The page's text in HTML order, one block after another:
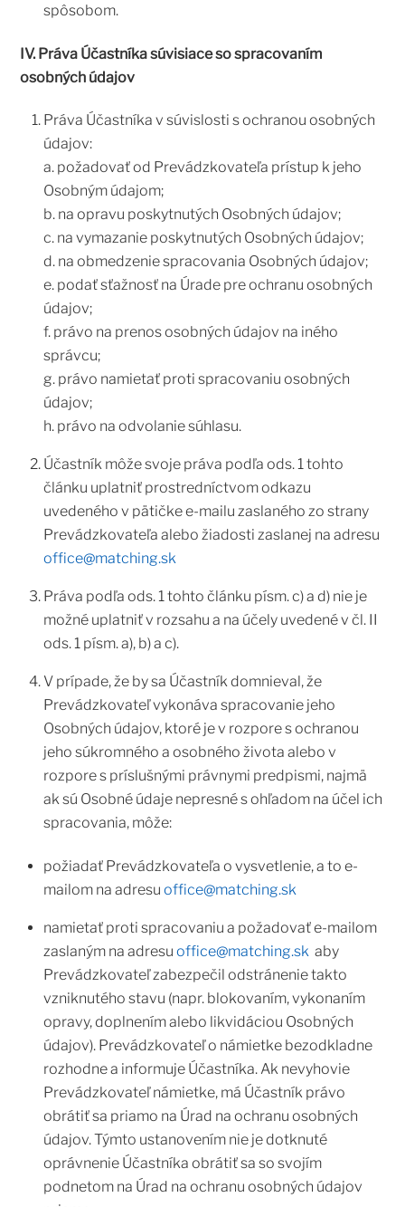
spôsobom.
IV. Práva Účastníka súvisiace so spracovaním
osobných údajov
Práva Účastníka v súvislosti s ochranou osobných
údajov:
a. požadovať od Prevádzkovateľa prístup k jeho
Osobným údajom;
b. na opravu poskytnutých Osobných údajov;
c. na vymazanie poskytnutých Osobných údajov;
d. na obmedzenie spracovania Osobných údajov;
e. podať sťažnosť na Úrade pre ochranu osobných
údajov;
f. právo na prenos osobných údajov na iného
správcu;
g. právo namietať proti spracovaniu osobných
údajov;
h. právo na odvolanie súhlasu.
Účastník môže svoje práva podľa ods. 1 tohto
článku uplatniť prostredníctvom odkazu
uvedeného v pätičke e-mailu zaslaného zo strany
Prevádzkovateľa alebo žiadosti zaslanej na adresu
office@matching.sk
Práva podľa ods. 1 tohto článku písm. c) a d) nie je
možné uplatniť v rozsahu a na účely uvedené v čl. II
ods. 1 písm. a), b) a c).
V prípade, že by sa Účastník domnieval, že
Prevádzkovateľ vykonáva spracovanie jeho
Osobných údajov, ktoré je v rozpore s ochranou
jeho súkromného a osobného života alebo v
rozpore s príslušnými právnymi predpismi, najmä
ak sú Osobné údaje nepresné s ohľadom na účel ich
spracovania, môže:
požiadať Prevádzkovateľa o vysvetlenie, a to e-
mailom na adresu office@matching.sk
namietať proti spracovaniu a požadovať e-mailom
zaslaným na adresu office@matching.sk aby
Prevádzkovateľ zabezpečil odstránenie takto
vzniknutého stavu (napr. blokovaním, vykonaním
opravy, doplnením alebo likvidáciou Osobných
údajov). Prevádzkovateľ o námietke bezodkladne
rozhodne a informuje Účastníka. Ak nevyhovie
Prevádzkovateľ námietke, má Účastník právo
obrátiť sa priamo na Úrad na ochranu osobných
údajov. Týmto ustanovením nie je dotknuté
oprávnenie Účastníka obrátiť sa so svojím
podnetom na Úrad na ochranu osobných údajov